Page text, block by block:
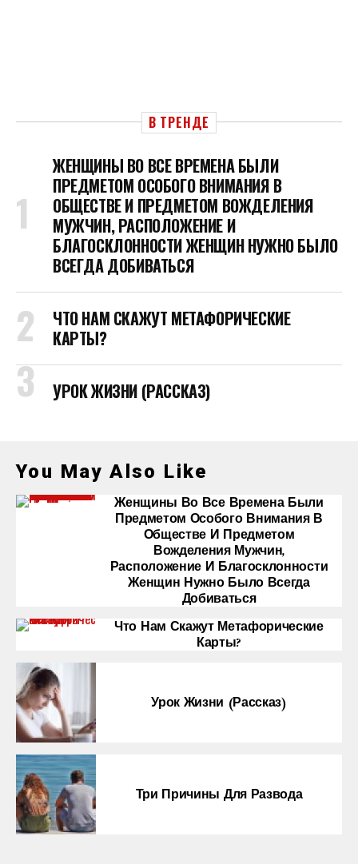
В ТРЕНДЕ
ЖЕНЩИНЫ ВО ВСЕ ВРЕМЕНА БЫЛИ
ПРЕДМЕТОМ ОСОБОГО ВНИМАНИЯ В
ОБЩЕСТВЕ И ПРЕДМЕТОМ ВОЖДЕЛЕНИЯ
МУЖЧИН, РАСПОЛОЖЕНИЕ И
БЛАГОСКЛОННОСТИ ЖЕНЩИН НУЖНО БЫЛО
ВСЕГДА ДОБИВАТЬСЯ
ЧТО НАМ СКАЖУТ МЕТАФОРИЧЕСКИЕ
КАРТЫ?
УРОК ЖИЗНИ (РАССКАЗ)
You May Also Like
Женщины Во Все Времена Были
Предметом Особого Внимания В
Обществе И Предметом
Вожделения Мужчин,
Расположение И Благосклонности
Женщин Нужно Было Всегда
Добиваться
Что Нам Скажут Метафорические
Карты?
Урок Жизни (рассказ)
Три Причины Для Развода